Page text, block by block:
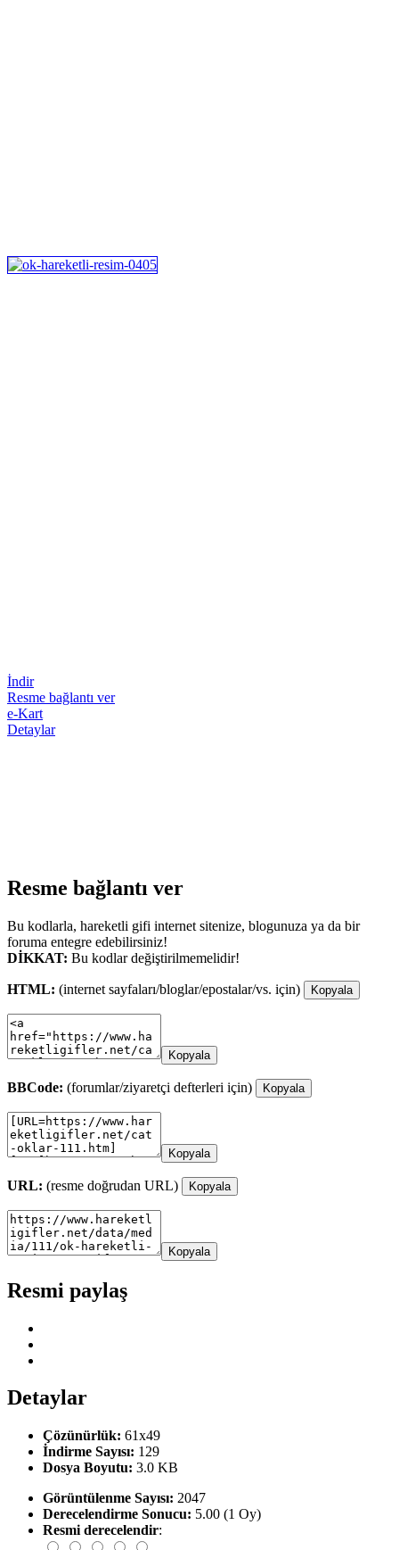
İndir
Resme bağlantı ver
e-Kart
Detaylar
Resme bağlantı ver
Bu kodlarla, hareketli gifi internet sitenize, blogunuza ya da bir
foruma entegre edebilirsiniz!
DİKKAT: Bu kodlar değiştirilmemelidir!
HTML: (internet sayfaları/bloglar/epostalar/vs. için) Kopyala
Kopyala
BBCode: (forumlar/ziyaretçi defterleri için) Kopyala
Kopyala
URL: (resme doğrudan URL) Kopyala
Kopyala
Resmi paylaş
Detaylar
Çözünürlük: 61x49
İndirme Sayısı: 129
Dosya Boyutu: 3.0 KB
Görüntülenme Sayısı: 2047
Derecelendirme Sonucu: 5.00 (1 Oy)
Resmi derecelendir: